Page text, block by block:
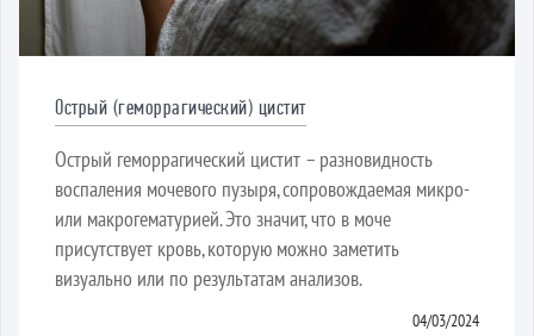
Острый (геморрагический) цистит
Острый геморрагический цистит – разновидность
воспаления мочевого пузыря, сопровождаемая микро-
или макрогематурией. Это значит, что в моче
присутствует кровь, которую можно заметить
визуально или по результатам анализов.
04/03/2024